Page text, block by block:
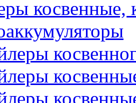
косвенные,